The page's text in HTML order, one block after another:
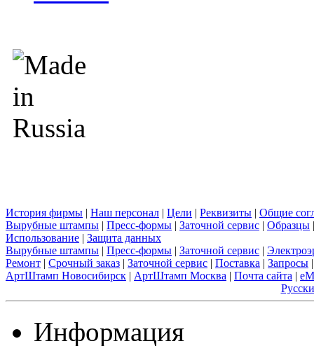
История фирмы | Наш персонал | Цели | Реквизиты | Общие
Вырубные штампы | Пресс-формы | Заточной сервис | Образцы
Использование | Защита данных
Вырубные штампы | Пресс-формы | Заточной сервис |
Ремонт | Срочный заказ | Заточной сервис | Поставка | Запросы |
АртШтамп Новосибирск | АртШтамп Москва | Почта сайта |
Информация